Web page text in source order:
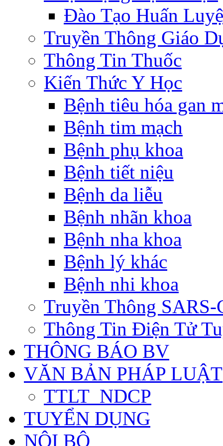
Đào Tạo Huấn
Truyền Thông Giáo
Thông Tin Thuốc
Kiến Thức Y Học
Bệnh tiêu hóa gan
Bệnh tim mạch
Bệnh phụ khoa
Bệnh tiết niệu
Bệnh da liễu
Bệnh nhãn khoa
Bệnh nha khoa
Bệnh lý khác
Bệnh nhi khoa
Truyền Thông SARS-
Thông Tin Điện Tử
THÔNG BÁO BV
VĂN BẢN PHÁP LUẬT
TTLT_NDCP
TUYỂN DỤNG
NỘI BỘ